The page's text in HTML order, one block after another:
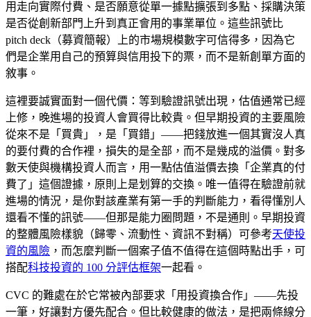
用走向實際付費、是否願意從單一據點擴張到多點、採購決策
是否從創新部門上升到真正會用的事業單位。這些訊號比
pitch deck（募資簡報）上的市場規模數字可信得多，因為它
們是企業用自己的預算與信用投下的票，而不是新創單方面的
敘事。
這裡要誠實面對一個代價：等到驗證訊號出現，估值通常已經
上修，晚進場的投資人會買得比較貴。但早期投資的主要風險
從來不是「買貴」，是「買錯」——把錢放進一個其實沒人真
的要付費的合作裡，損失的是全部，而不是幾成的溢價。對多
數天使與機構投資人而言，用一點估值溢價去換「企業真的付
費了」這個證據，原則上是划算的交換。唯一值得在驗證前就
進場的情況，是你對該產業有第一手的判斷能力，看得懂別人
還看不懂的訊號——但那是能力圈問題，不是通則。早期投資
的整體風險樣貌（歸零、流動性、資訊不對稱）可參考天使投
資的風險 ，而怎麼判斷一個案子值不值得在這個時點出手，可
搭配科技投資的 100 分評估框架一起看。
CVC 的難處在於它常被內部要求「用投資換合作」——先投
一筆，好讓對方優先配合。但比較健康的做法，是把兩條線分